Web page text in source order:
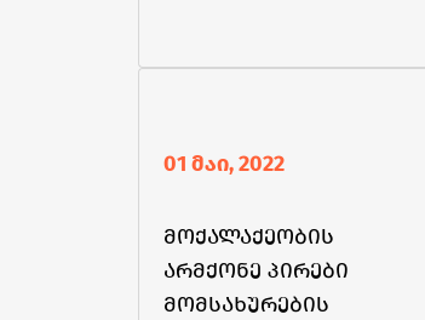
01 მაი, 2022
მოქალაქეობის
არმქონე პირები
მომსახურების